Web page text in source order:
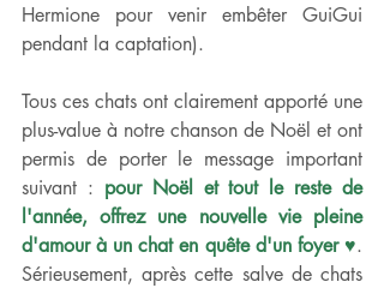
Hermione pour venir embêter GuiGui
pendant la captation).
Tous ces chats ont clairement apporté une
plus-value à notre chanson de Noël et ont
permis de porter le message important
suivant : pour Noël et tout le reste de
l'année, offrez une nouvelle vie pleine
d'amour à un chat en quête d'un foyer ♥.
Sérieusement, après cette salve de chats